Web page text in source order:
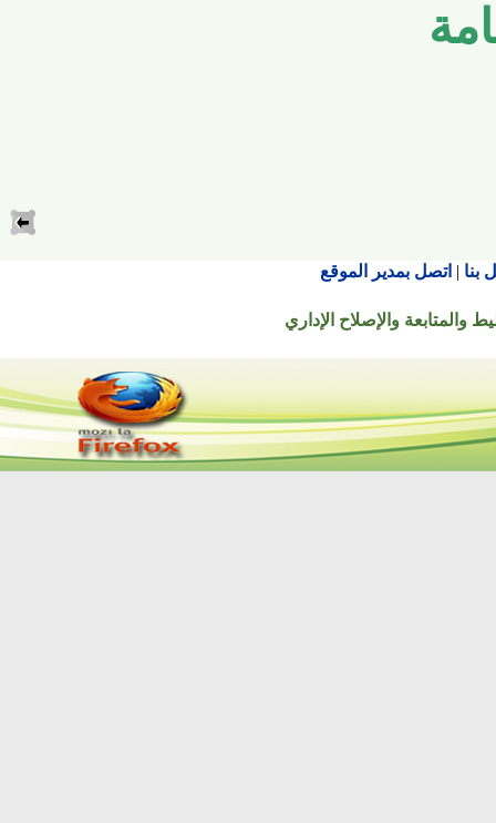
| اتصل بمدير الموقع
والإصلاح الإداري